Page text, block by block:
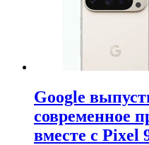
Google
современное
вместе с Pixel